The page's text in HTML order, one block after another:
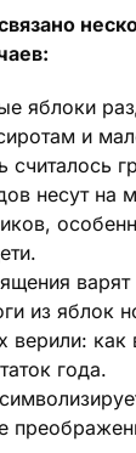
яблоки
и
считалось
несут на
из яблок
верили:
года.